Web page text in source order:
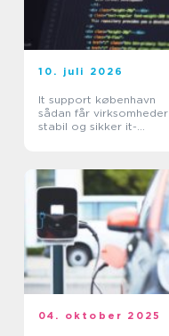
10. juli 2026
It support københavn
sådan får virksomheder
stabil og sikker it-
04. oktober 2025